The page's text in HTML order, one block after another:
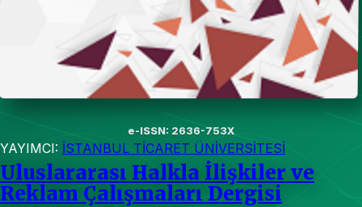
e-ISSN: 2636-753X
YAYIMCI: İSTANBUL TİCARET ÜNİVERSİTESİ
Uluslararası Halkla İlişkiler ve
Reklam Çalışmaları Dergisi